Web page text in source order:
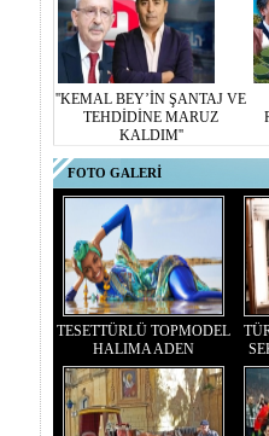
''KEMAL BEY’İN ŞANTAJ VE
TEHDİDİNE MARUZ
KALDIM''
FOTO GALERİ
TESETTÜRLÜ TOPMODEL
HALIMA ADEN